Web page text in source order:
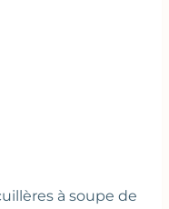
à soupe de